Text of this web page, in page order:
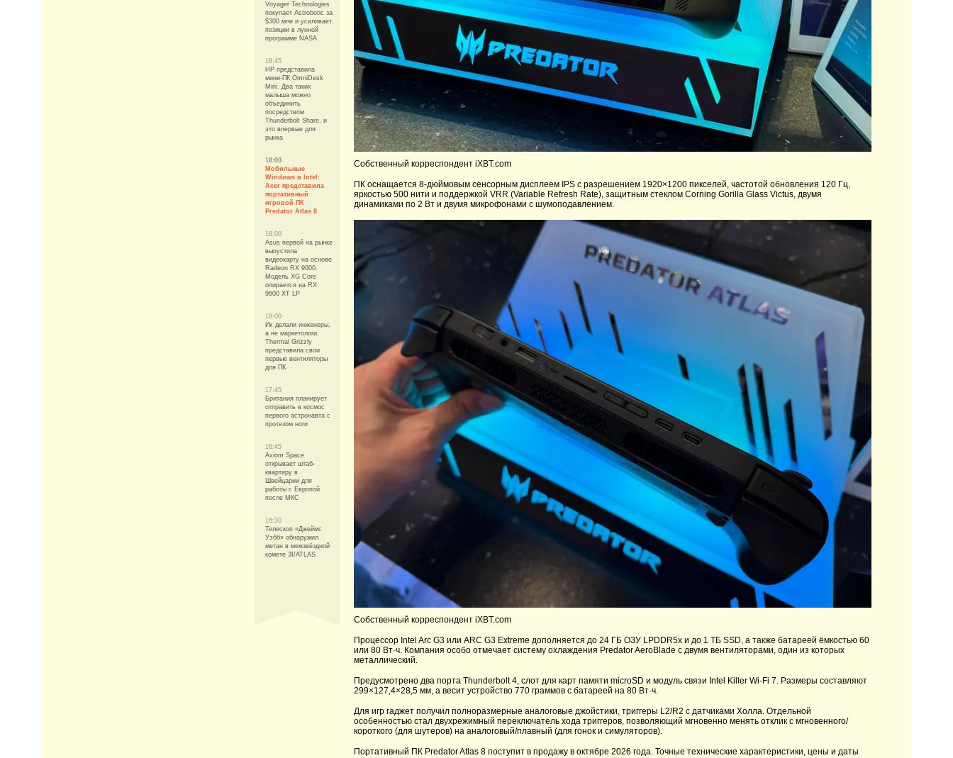
Voyager Technologies
покупает Astrobotic за
$300 млн и усиливает
позиции в лунной
программе NASA
18:45
HP представила
мини-ПК OmniDesk
Mini. Два таких
малыша можно
объединить
посредством
Thunderbolt Share, и
это впервые для
рынка
18:00
Мобильные
Windows и Intel:
Acer представила
портативный
игровой ПК
Predator Atlas 8
18:00
Asus первой на рынке
выпустила
видеокарту на основе
Radeon RX 9000.
Модель XG Core
опирается на RX
9600 XT LP
18:00
Их делали инженеры,
а не маркетологи:
Thermal Grizzly
представила свои
первые вентиляторы
для ПК
17:45
Британия планирует
отправить в космос
первого астронавта с
протезом ноги
16:45
Axiom Space
открывает штаб-
квартиру в
Швейцарии для
работы с Европой
после МКС
16:30
Телескоп «Джеймс
Уэбб» обнаружил
метан в межзвёздной
комете 3I/ATLAS
Собственный корреспондент iXBT.com
ПК оснащается 8-дюймовым сенсорным дисплеем IPS с разрешением 1920×1200 пикселей, частотой обновления 120 Гц,
яркостью 500 нити и поддержкой VRR (Variable Refresh Rate), защитным стеклом Corning Gorilla Glass Victus, двумя
динамиками по 2 Вт и двумя микрофонами с шумоподавлением.
Собственный корреспондент iXBT.com
Процессор Intel Arc G3 или ARC G3 Extreme дополняется до 24 ГБ ОЗУ LPDDR5x и до 1 ТБ SSD, а также батареей ёмкостью 60
или 80 Вт·ч. Компания особо отмечает систему охлаждения Predator AeroBlade с двумя вентиляторами, один из которых
металлический.
Предусмотрено два порта Thunderbolt 4, слот для карт памяти microSD и модуль связи Intel Killer Wi-Fi 7. Размеры составляют
299×127,4×28,5 мм, а весит устройство 770 граммов с батареей на 80 Вт·ч.
Для игр гаджет получил полноразмерные аналоговые джойстики, триггеры L2/R2 с датчиками Холла. Отдельной
особенностью стал двухрежимный переключатель хода триггеров, позволяющий мгновенно менять отклик с мгновенного/
короткого (для шутеров) на аналоговый/плавный (для гонок и симуляторов).
Портативный ПК Predator Atlas 8 поступит в продажу в октябре 2026 года. Точные технические характеристики, цены и даты